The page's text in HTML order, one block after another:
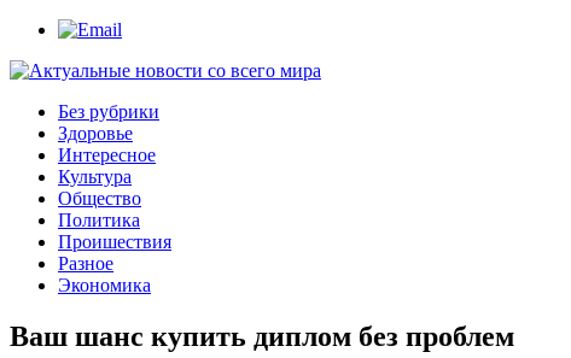
Без рубрики
Здоровье
Интересное
Культура
Общество
Политика
Проишествия
Разное
Экономика
Ваш шанс купить диплом без проблем